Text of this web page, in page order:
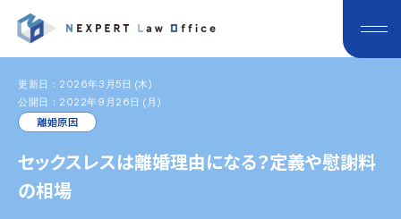
更新日：2026年3月5日 (木)
公開日：2022年9月26日 (月)
離婚原因
セックスレスは離婚理由になる？定義や慰謝料
の相場